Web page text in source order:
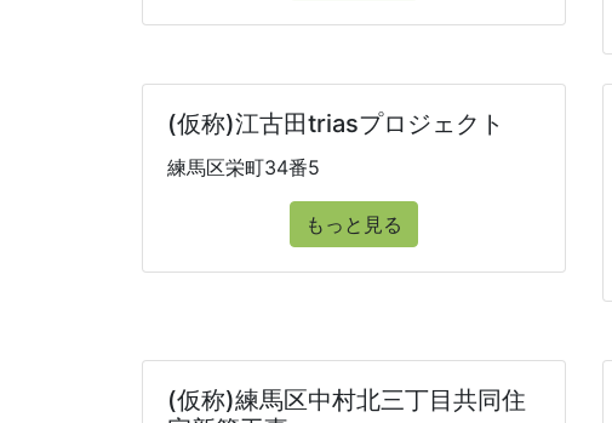
(仮称)江古田triasプロジェクト
練馬区栄町34番5
もっと見る
(仮称)練馬区中村北三丁目共同住